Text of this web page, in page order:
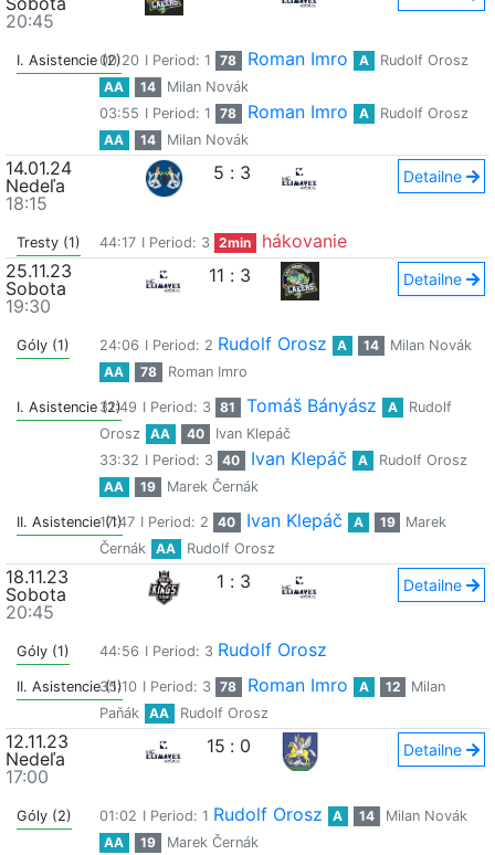
20:45
I. Asistencie (2)00:20 I Period: 1 78 Roman Imro A
Rudolf Orosz
AA
14
Milan Novák
03:55 I Period: 1 78 Roman Imro A
Rudolf Orosz
AA
14 Milan Novák
14.01.24
Nedeľa
18:15
5 : 3 Detailne
Tresty (1) 44:17 I Period: 3 2min
hákovanie
25.11.23
Sobota
19:30
11 : 3 Detailne
Góly (1) 24:06 I Period: 2 Rudolf Orosz A 14
Milan Novák
AA
78 Roman Imro
I. Asistencie (2)
31:49 I Period: 3 81 Tomáš Bányász A
Rudolf
Orosz
AA 40
Ivan Klepáč
33:32 I Period: 3 40 Ivan Klepáč A
Rudolf Orosz
AA
19 Marek Černák
II. Asistencie (1)
17:47 I Period: 2 40 Ivan Klepáč A 19
Marek
Černák
AA Rudolf Orosz
18.11.23
Sobota
20:45
1 : 3 Detailne
Góly (1) 44:56 I Period: 3 Rudolf Orosz
II. Asistencie (1)
35:10 I Period: 3 78 Roman Imro A 12
Milan
Paňák
AA Rudolf Orosz
12.11.23
Nedeľa
17:00
15 : 0 Detailne
Góly (2) 01:02 I Period: 1 Rudolf Orosz A 14
Milan Novák
AA
19
Marek Černák